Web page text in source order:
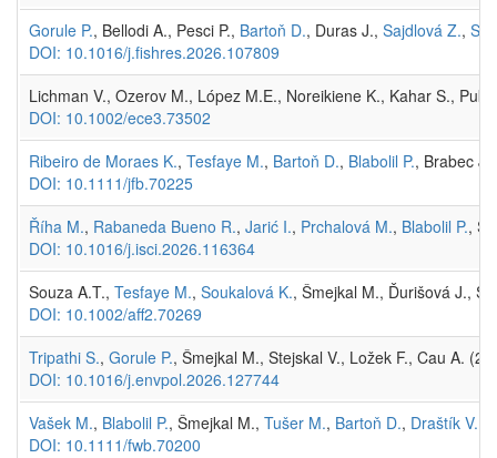
Gorule P., Bellodi A., Pesci P., Bartoň D., Duras J., Sajdlová Z.,
DOI: 10.1016/j.fishres.2026.107809
Lichman V., Ozerov M., López M.E., Noreikiene K., Kahar S.,
DOI: 10.1002/ece3.73502
Ribeiro de Moraes K., Tesfaye M., Bartoň D., Blabolil P., Brabec
DOI: 10.1111/jfb.70225
Říha M., Rabaneda Bueno R., Jarić I., Prchalová M., Blabolil P.,
DOI: 10.1016/j.isci.2026.116364
Souza A.T., Tesfaye M., Soukalová K., Šmejkal M., Ďurišová J.,
DOI: 10.1002/aff2.70269
Tripathi S., Gorule P., Šmejkal M., Stejskal V., Ložek F., Cau A.
DOI: 10.1016/j.envpol.2026.127744
Vašek M., Blabolil P., Šmejkal M., Tušer M., Bartoň D., Draštík V.
DOI: 10.1111/fwb.70200